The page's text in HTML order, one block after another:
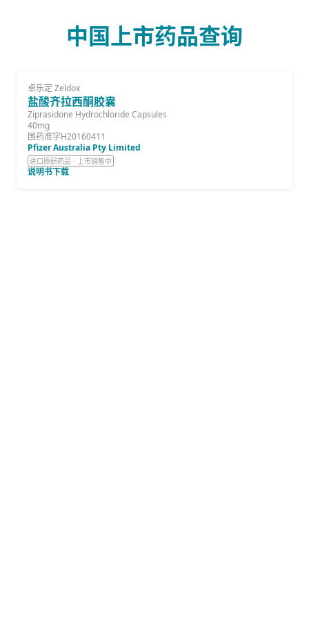
中国上市药品查询
卓乐定 Zeldox
盐酸齐拉西酮胶囊
Ziprasidone Hydrochloride Capsules
40mg
国药准字H20160411
Pfizer Australia Pty Limited
进口原研药品 · 上市销售中
说明书下载